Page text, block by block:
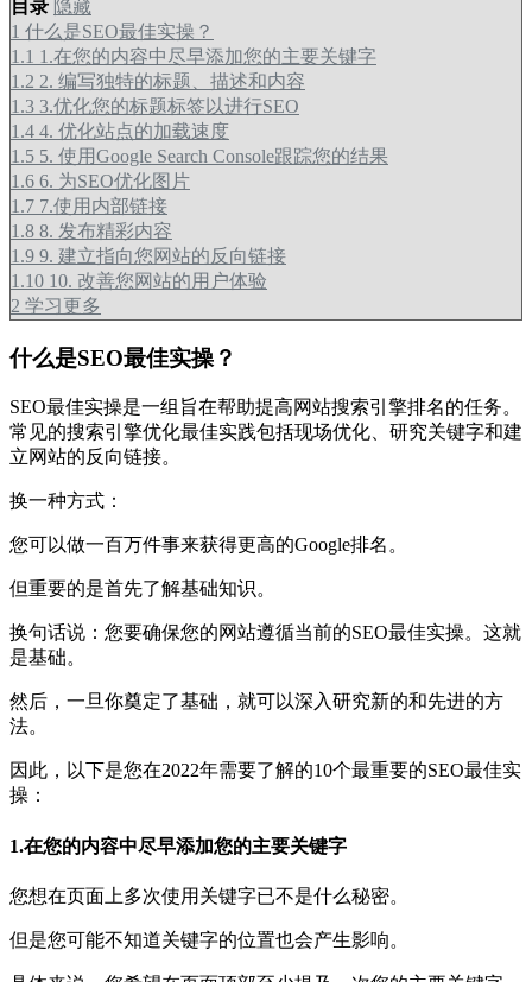
目录 隐藏
1 什么是SEO最佳实操？
1.1 1.在您的内容中尽早添加您的主要关键字
1.2 2. 编写独特的标题、描述和内容
1.3 3.优化您的标题标签以进行SEO
1.4 4. 优化站点的加载速度
1.5 5. 使用Google Search Console跟踪您的结果
1.6 6. 为SEO优化图片
1.7 7.使用内部链接
1.8 8. 发布精彩内容
1.9 9. 建立指向您网站的反向链接
1.10 10. 改善您网站的用户体验
2 学习更多
什么是SEO最佳实操？
SEO最佳实操是一组旨在帮助提高网站搜索引擎排名的任务。
常见的搜索引擎优化最佳实践包括现场优化、研究关键字和建
立网站的反向链接。
换一种方式：
您可以做一百万件事来获得更高的Google排名。
但重要的是首先了解基础知识。
换句话说：您要确保您的网站遵循当前的SEO最佳实操。这就
是基础。
然后，一旦你奠定了基础，就可以深入研究新的和先进的方
法。
因此，以下是您在2022年需要了解的10个最重要的SEO最佳实
操：
1.在您的内容中尽早添加您的主要关键字
您想在页面上多次使用关键字已不是什么秘密。
但是您可能不知道关键字的位置也会产生影响。